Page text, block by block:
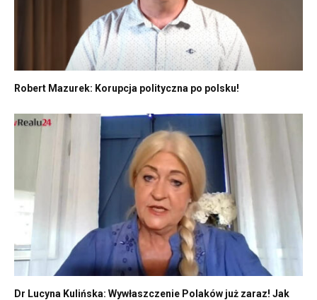
Robert Mazurek: Korupcja polityczna po polsku!
Dr Lucyna Kulińska: Wywłaszczenie Polaków już zaraz! Jak